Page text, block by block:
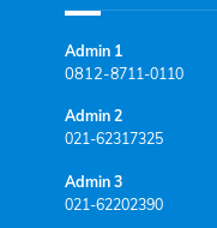
Admin 1
0812-8711-0110
Admin 2
021-62317325
Admin 3
021-62202390